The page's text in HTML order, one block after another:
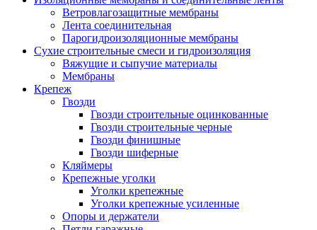
Ветровлагозащитные мембраны
Лента соединительная
Парогидроизоляционные мембраны
Сухие строительные смеси и гидроизоляция
Вяжущие и сыпучие материалы
Мембраны
Крепеж
Гвозди
Гвозди строительные оцинкованные
Гвозди строительные черные
Гвозди финишные
Гвозди шиферные
Кляймеры
Крепежные уголки
Уголки крепежные
Уголки крепежные усиленные
Опоры и держатели